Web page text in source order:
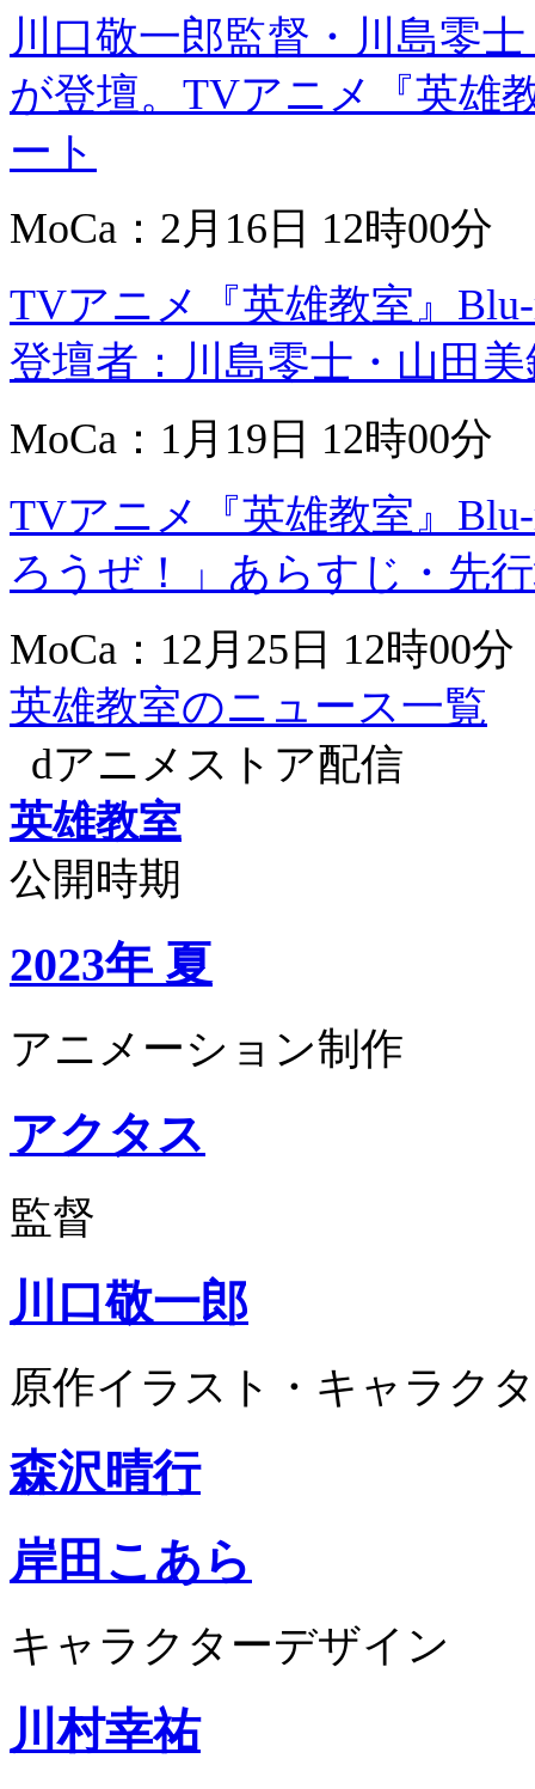
川口敬一郎監督・川島零
が登壇。TVアニメ『英雄
ート
MoCa：2月16日 12時00分
TVアニメ『英雄教室』
登壇者：川島零士・山田
MoCa：1月19日 12時00分
TVアニメ『英雄教室』
ろうぜ！」あらすじ・先
MoCa：12月25日 12時00分
英雄教室のニュース一覧
dアニメストア配信
英雄教室
公開時期
2023年 夏
アニメーション制作
アクタス
監督
川口敬一郎
原作イラスト・キャラク
森沢晴行
岸田こあら
キャラクターデザイン
川村幸祐